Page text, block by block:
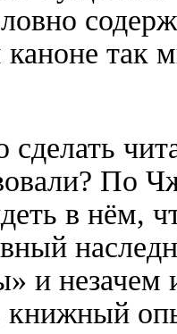
так
По
в нём,
и незачем
книжный